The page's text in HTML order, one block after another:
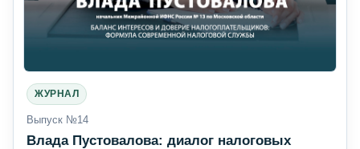
ЖУРНАЛ
Выпуск №14
Влада Пустовалова: диалог налоговых